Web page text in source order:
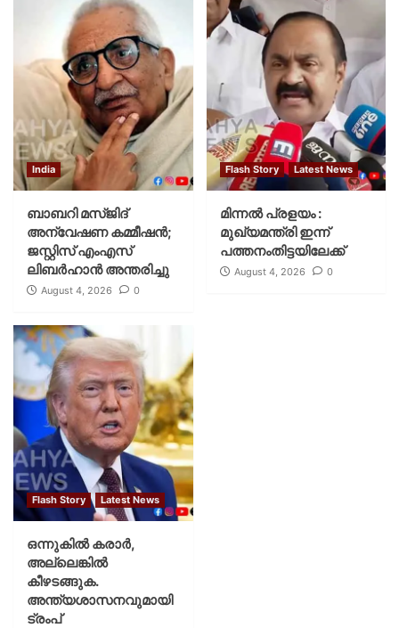
India
ബാബറി മസ്ജിദ്
അന്വേഷണ കമ്മീഷന്‍;
ജസ്റ്റിസ് എംഎസ്
ലിബര്‍ഹാന്‍ അന്തരിച്ചു
August 4, 2026 0
Flash Story Latest News
മിന്നല്‍ പ്രളയം :
മുഖ്യമന്ത്രി ഇന്ന്
പത്തനംതിട്ടയിലേക്ക്
August 4, 2026 0
Flash Story Latest News
ഒന്നുകില്‍ കരാര്‍,
അല്ലെങ്കില്‍
കീഴടങ്ങുക.
അന്ത്യശാസനവുമായി
ട്രംപ്